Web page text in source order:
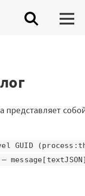
представляет
GUID